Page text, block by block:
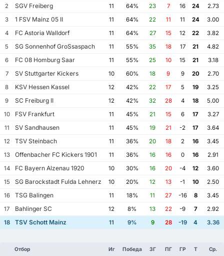
2
SGV Freiberg 11 64% 23 7 16 24
2.73
3
1 FSV Mainz 05 II 11 64% 22 11 11 24
3.00
4
FC Astoria Walldorf 11 64% 27 15 12 22
3.82
5
SG Sonnenhof GroSsaspach 11 55% 35 18 17 21
4.82
6
FC 08 Homburg Saar 11 55% 25 10 15 21
3.18
7
SV Stuttgarter Kickers 10 60% 18 9 9 20
2.70
8
KSV Hessen Kassel 12 42% 22 17 5 19
3.25
9
SC Freiburg II 12 42% 32 28 4 18
5.00
10
FSV Frankfurt 11 45% 21 15 6 17
3.27
11
SV Sandhausen 11 45% 19 21 -2 17
3.64
12
TSV Steinbach 11 36% 20 18 2 16
3.45
13
Offenbacher FC Kickers 1901 11 36% 16 16 0 16
2.91
14
FC Bayern Alzenau 1920 10 30% 16 20 -4 12
3.60
15
SG Barockstadt Fulda Lehnerz 10 20% 12 13 -1 10
2.50
16
TSG Balingen 11 18% 11 27 -16 8
3.45
17
Bahlinger SC 12 8% 13 22 -9 7
2.92
18
TSV Schott Mainz 11 9% 9 28 -19 4 3.36
Отбор Иг Победа ЗГ ПГ ГР Т Ср.